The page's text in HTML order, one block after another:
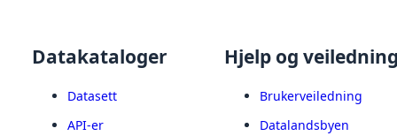
Datakataloger
Datasett
API-er
Hjelp og
Brukerveiledning
Datalandsbyen